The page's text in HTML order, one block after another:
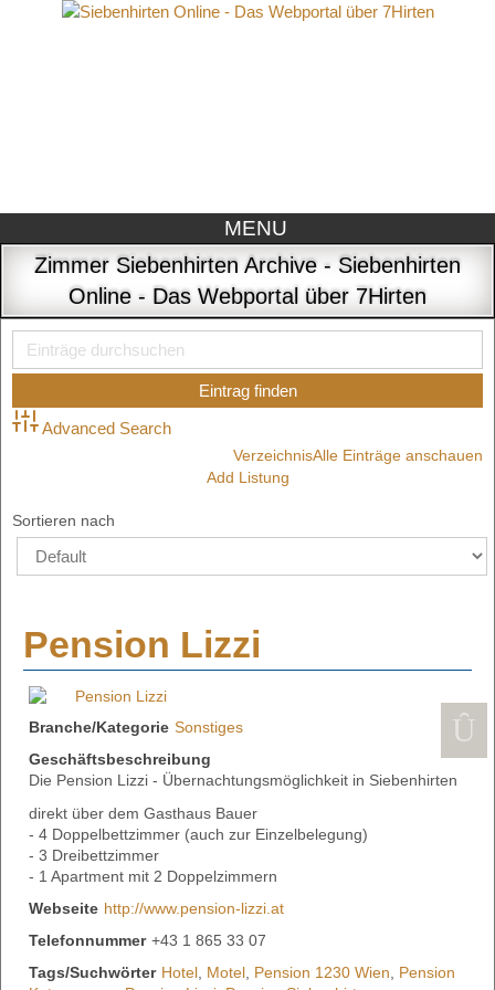
MENU
Zimmer Siebenhirten Archive - Siebenhirten
Online - Das Webportal über 7Hirten
Advanced Search
VerzeichnisAlle Einträge anschauen
Add Listung
Sortieren nach
Pension Lizzi
Branche/Kategorie Sonstiges
Geschäftsbeschreibung
Die Pension Lizzi - Übernachtungsmöglichkeit in Siebenhirten
direkt über dem Gasthaus Bauer
- 4 Doppelbettzimmer (auch zur Einzelbelegung)
- 3 Dreibettzimmer
- 1 Apartment mit 2 Doppelzimmern
Webseite http://www.pension-lizzi.at
Telefonnummer +43 1 865 33 07
Tags/Suchwörter Hotel , Motel , Pension 1230 Wien, Pension